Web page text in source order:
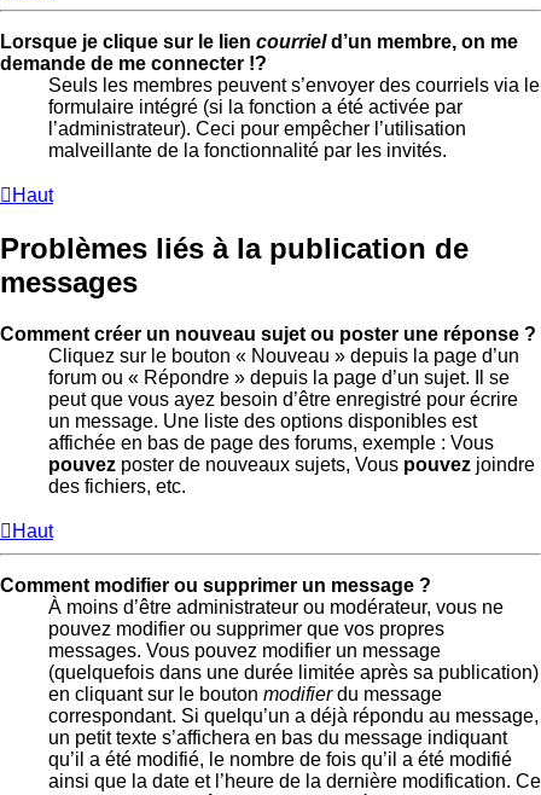
Lorsque je clique sur le lien courrield’un membre, on me
demande de me connecter !?
Seuls les membres peuvent s’envoyer des courriels via le
formulaire intégré (si la fonction a été activée par
l’administrateur). Ceci pour empêcher l’utilisation
malveillante de la fonctionnalité par les invités.
Haut
Problèmes liés à la publication de
messages
Comment créer un nouveau sujet ou poster une réponse ?
Cliquez sur le bouton « Nouveau » depuis la page d’un
forum ou « Répondre » depuis la page d’un sujet. Il se
peut que vous ayez besoin d’être enregistré pour écrire
un message. Une liste des options disponibles est
affichée en bas de page des forums, exemple : Vous
pouvez poster de nouveaux sujets, Vous pouvez joindre
des fichiers, etc.
Haut
Comment modifier ou supprimer un message ?
À moins d’être administrateur ou modérateur, vous ne
pouvez modifier ou supprimer que vos propres
messages. Vous pouvez modifier un message
(quelquefois dans une durée limitée après sa publication)
en cliquant sur le bouton modifierdu message
correspondant. Si quelqu’un a déjà répondu au message,
un petit texte s’affichera en bas du message indiquant
qu’il a été modifié, le nombre de fois qu’il a été modifié
ainsi que la date et l’heure de la dernière modification. Ce